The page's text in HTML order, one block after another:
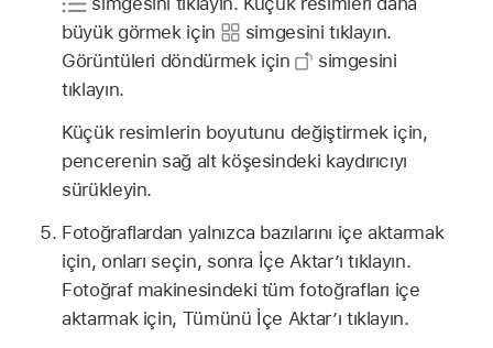
büyük görmek için
simgesini tıklayın.
Görüntüleri döndürmek için
simgesini
tıklayın.
Küçük resimlerin boyutunu değiştirmek için,
pencerenin sağ alt köşesindeki kaydırıcıyı
sürükleyin.
Fotoğraflardan yalnızca bazılarını içe aktarmak
için, onları seçin, sonra İçe Aktar’ı tıklayın.
Fotoğraf makinesindeki tüm fotoğrafları içe
aktarmak için, Tümünü İçe Aktar’ı tıklayın.